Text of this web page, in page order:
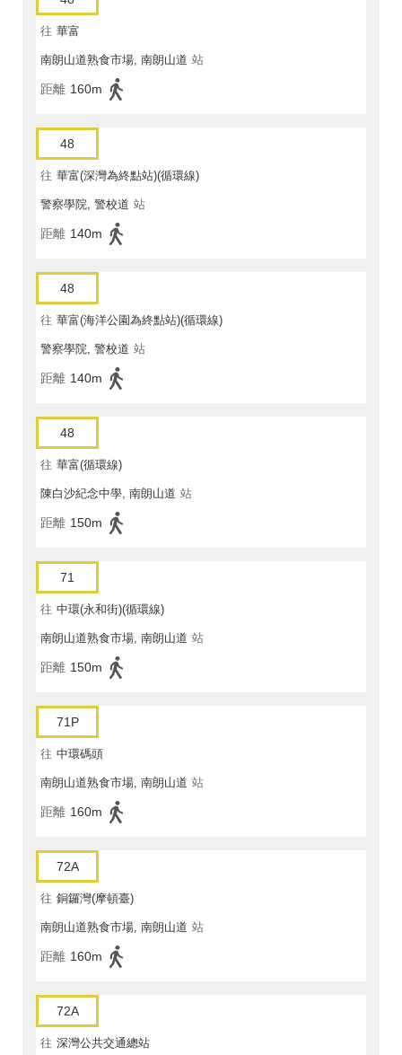
往 華富
南朗山道熟食市場, 南朗山道 站
距離 160m
48
往 華富(深灣為終點站)(循環線)
警察學院, 警校道 站
距離 140m
48
往 華富(海洋公園為終點站)(循環線)
警察學院, 警校道 站
距離 140m
48
往 華富(循環線)
陳白沙紀念中學, 南朗山道 站
距離 150m
71
往 中環(永和街)(循環線)
南朗山道熟食市場, 南朗山道 站
距離 150m
71P
往 中環碼頭
南朗山道熟食市場, 南朗山道 站
距離 160m
72A
往 銅鑼灣(摩頓臺)
南朗山道熟食市場, 南朗山道 站
距離 160m
72A
往 深灣公共交通總站